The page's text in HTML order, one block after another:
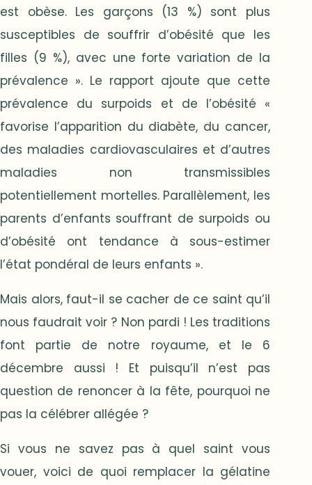
est obèse. Les garçons (13 %) sont plus
susceptibles de souffrir d’obésité que les
filles (9 %), avec une forte variation de la
prévalence ». Le rapport ajoute que cette
prévalence du surpoids et de l’obésité «
favorise l’apparition du diabète, du cancer,
des maladies cardiovasculaires et d’autres
maladies non transmissibles
potentiellement mortelles. Parallèlement, les
parents d’enfants souffrant de surpoids ou
d’obésité ont tendance à sous-estimer
l’état pondéral de leurs enfants ».
Mais alors, faut-il se cacher de ce saint qu’il
nous faudrait voir ? Non pardi ! Les traditions
font partie de notre royaume, et le 6
décembre aussi ! Et puisqu’il n’est pas
question de renoncer à la fête, pourquoi ne
pas la célébrer allégée ?
Si vous ne savez pas à quel saint vous
vouer, voici de quoi remplacer la gélatine